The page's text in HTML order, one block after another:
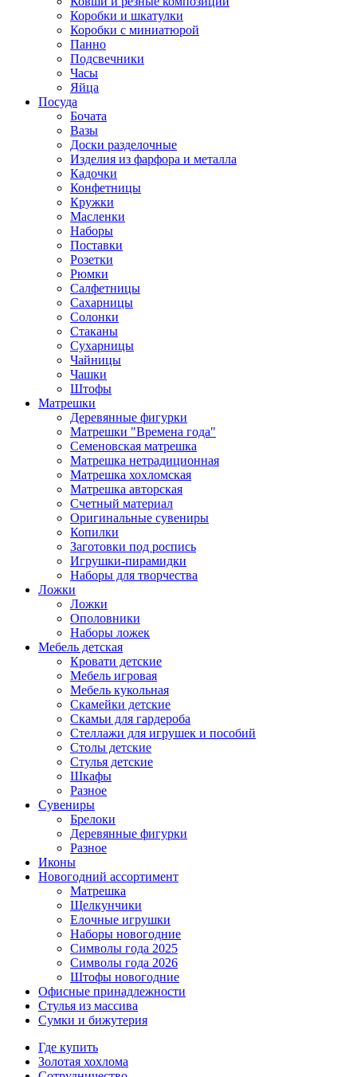
Коробки и шкатулки
Коробки с миниатюрой
Панно
Подсвечники
Часы
Яйца
Посуда
Бочата
Вазы
Доски разделочные
Изделия из фарфора и металла
Кадочки
Конфетницы
Кружки
Масленки
Наборы
Поставки
Розетки
Рюмки
Салфетницы
Сахарницы
Солонки
Стаканы
Сухарницы
Чайницы
Чашки
Штофы
Матрешки
Деревянные фигурки
Матрешки "Времена года"
Семеновская матрешка
Матрешка нетрадиционная
Матрешка хохломская
Матрешка авторская
Счетный материал
Оригинальные сувениры
Копилки
Заготовки под роспись
Игрушки-пирамидки
Наборы для творчества
Ложки
Ложки
Ополовники
Наборы ложек
Мебель детская
Кровати детские
Мебель игровая
Мебель кукольная
Скамейки детские
Скамьи для гардероба
Стеллажи для игрушек и пособий
Столы детские
Стулья детские
Шкафы
Разное
Сувениры
Брелоки
Деревянные фигурки
Разное
Иконы
Новогодний ассортимент
Матрешка
Щелкунчики
Елочные игрушки
Наборы новогодние
Символы года 2025
Символы года 2026
Штофы новогодние
Офисные принадлежности
Стулья из массива
Сумки и бижутерия
Где купить
Золотая хохлома